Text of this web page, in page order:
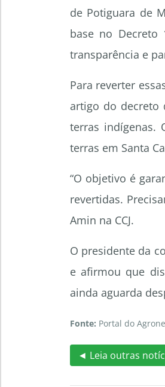
de Potiguara de
base no Decreto
transparência e
Para reverter
artigo do decreto
terras indígenas.
terras em Santa
“O objetivo é
revertidas.
Amin na CCJ.
O presidente da
e afirmou que
ainda aguarda
Fonte: Portal do
◄ Leia outras